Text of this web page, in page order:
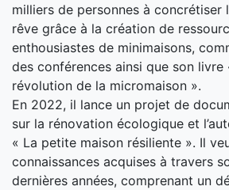
milliers de personnes à concrétiser
rêve grâce à la création de
enthousiastes de minimaisons,
des conférences ainsi que son livre
révolution de la micromaison ».
En 2022, il lance un projet de
sur la rénovation écologique et
« La petite maison résiliente ». Il
connaissances acquises à travers
dernières années, comprenant un